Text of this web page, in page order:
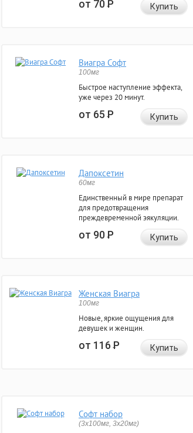
от 70Р Купить
Виагра Софт
100мг
Быстрое наступление эффекта,
уже через 20 минут.
от 65Р Купить
Дапоксетин
60мг
Единственный в мире препарат
для предотвращения
преждевременной эякуляции.
от 90Р Купить
Женская Виагра
100мг
Новые, яркие ощущения для
девушек и женщин.
от 116Р Купить
Софт набор
(3x100мг, 3x20мг)